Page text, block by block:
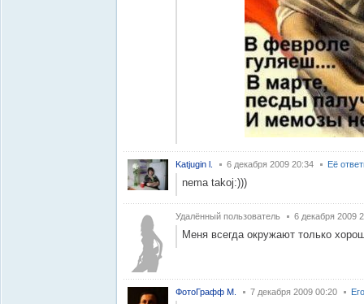
Katjugin l. 6 декабря 2009 20:34 Её
nema takoj:)))
Удалённый пользователь 6 декабря 2009
Меня всегда окружают только
ФотоГрафф M. 7 декабря 2009 00:20